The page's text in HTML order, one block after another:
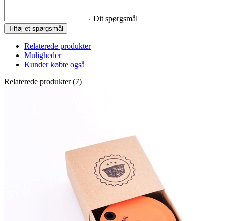
Dit spørgsmål
Tilføj et spørgsmål
Relaterede produkter
Muligheder
Kunder købte også
Relaterede produkter (7)